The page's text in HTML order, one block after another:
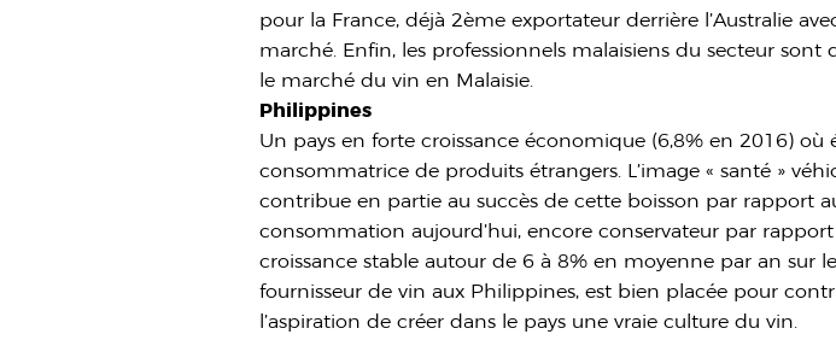
pour la France, déjà 2ème exportateur derrière l’Australie
marché. Enfin, les professionnels malaisiens du secteur sont
le marché du vin en Malaisie.
Philippines
Un pays en forte croissance économique (6,8% en 2016)
consommatrice de produits étrangers. L’image « santé »
contribue en partie au succès de cette boisson par rapport
consommation aujourd’hui, encore conservateur par
croissance stable autour de 6 à 8% en moyenne par an sur
fournisseur de vin aux Philippines, est bien placée pour
l’aspiration de créer dans le pays une vraie culture du vin.